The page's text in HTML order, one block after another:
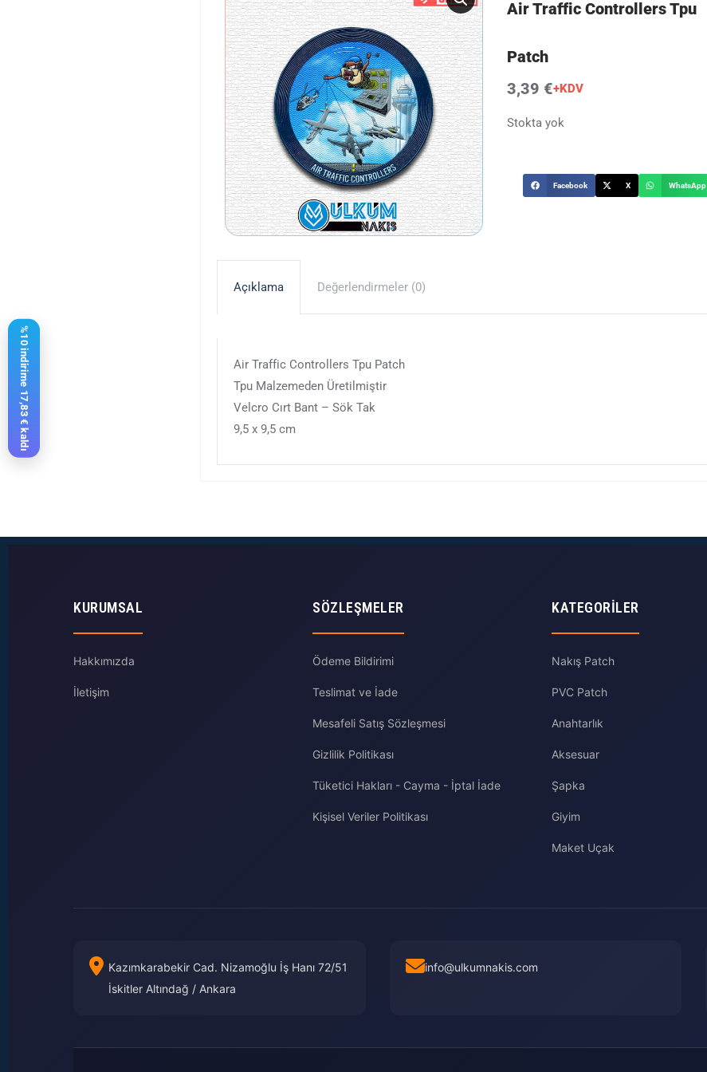
Air Traffic Controllers Tpu
Patch
3,39 €+KDV
Stokta yok
Facebook X WhatsApp
Açıklama Değerlendirmeler (0)
Air Traffic Controllers Tpu Patch
Tpu Malzemeden Üretilmiştir
Velcro Cırt Bant – Sök Tak
9,5 x 9,5 cm
KURUMSAL
Hakkımızda
İletişim
SÖZLEŞMELER
Ödeme Bildirimi
Teslimat ve İade
Mesafeli Satış Sözleşmesi
Gizlilik Politikası
Tüketici Hakları - Cayma - İptal İade
Kişisel Veriler Politikası
KATEGORILER
Nakış Patch
PVC Patch
Anahtarlık
Aksesuar
Şapka
Giyim
Maket Uçak
Kazımkarabekir Cad. Nizamoğlu İş Hanı 72/51
İskitler Altındağ / Ankara
info@ulkumnakis.com
%10 indirime 17,83 € kaldı